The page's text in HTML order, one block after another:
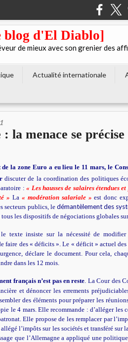
blog d'El Diablo]
de mieux avec son grenier des
Actualité internationale
la menace se précise
de la zone Euro a eu lieu le 11 mars, le
discuter de la coordination des politiques
:« Les hausses de salaires étendues
» La « modération salariale » est donc
secteurs publics, le démantèlement des
tous les dispositifs de négociations globales
texte insiste sur la nécessité de
faire des « déficits ». Le « déficit » actuel
déclare le document. Pour cela,
dans les 12 mois.
français n’est pas en reste. La Cour des
et dénoncer les errements
des éléments pour préparer les
le 4 mars. Elle recommande : d’alléger les
Elle propose de les remplacer par
l’impôts sur les sociétés et transféré sur
que l’Allemagne a appliqué une